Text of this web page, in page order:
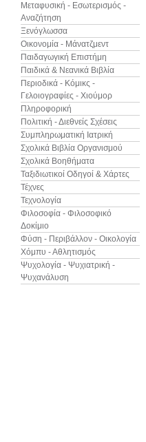
Μεταφυσική - Εσωτερισμός -
Αναζήτηση
Ξενόγλωσσα
Οικονομία - Μάνατζμεντ
Παιδαγωγική Επιστήμη
Παιδικά & Νεανικά Βιβλία
Περιοδικά - Κόμικς -
Γελοιογραφίες - Χιούμορ
Πληροφορική
Πολιτική - Διεθνείς Σχέσεις
Συμπληρωματική Ιατρική
Σχολικά Βιβλία Οργανισμού
Σχολικά Βοηθήματα
Ταξιδιωτικοί Οδηγοί & Χάρτες
Τέχνες
Τεχνολογία
Φιλοσοφία - Φιλοσοφικό
Δοκίμιο
Φύση - Περιβάλλον - Οικολογία
Χόμπυ - Αθλητισμός
Ψυχολογία - Ψυχιατρική -
Ψυχανάλυση